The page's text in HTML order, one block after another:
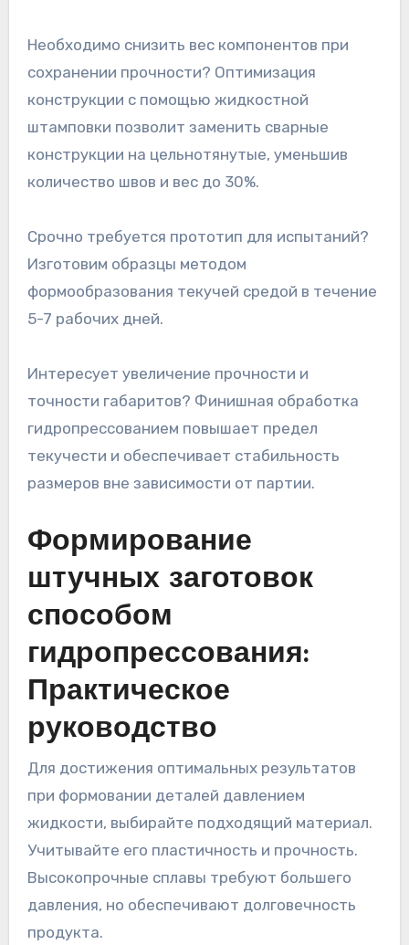
Необходимо снизить вес компонентов при
сохранении прочности? Оптимизация
конструкции с помощью жидкостной
штамповки позволит заменить сварные
конструкции на цельнотянутые, уменьшив
количество швов и вес до 30%.
Срочно требуется прототип для испытаний?
Изготовим образцы методом
формообразования текучей средой в течение
5-7 рабочих дней.
Интересует увеличение прочности и
точности габаритов? Финишная обработка
гидропрессованием повышает предел
текучести и обеспечивает стабильность
размеров вне зависимости от партии.
Формирование
штучных заготовок
способом
гидропрессования:
Практическое
руководство
Для достижения оптимальных результатов
при формовании деталей давлением
жидкости, выбирайте подходящий материал.
Учитывайте его пластичность и прочность.
Высокопрочные сплавы требуют большего
давления, но обеспечивают долговечность
продукта.